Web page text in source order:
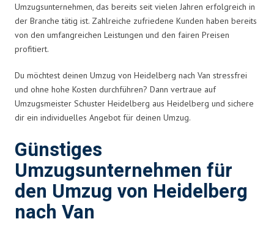
Umzugsunternehmen, das bereits seit vielen Jahren erfolgreich in
der Branche tätig ist. Zahlreiche zufriedene Kunden haben bereits
von den umfangreichen Leistungen und den fairen Preisen
profitiert.
Du möchtest deinen Umzug von Heidelberg nach Van stressfrei
und ohne hohe Kosten durchführen? Dann vertraue auf
Umzugsmeister Schuster Heidelberg aus Heidelberg und sichere
dir ein individuelles Angebot für deinen Umzug.
Günstiges
Umzugsunternehmen für
den Umzug von Heidelberg
nach Van